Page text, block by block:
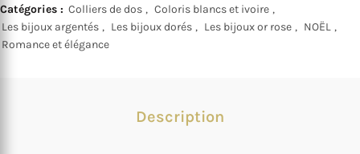
Catégories : Colliers de dos , Coloris blancs et ivoire ,
Les bijoux argentés , Les bijoux dorés , Les bijoux or rose , NOËL ,
Romance et élégance
Description